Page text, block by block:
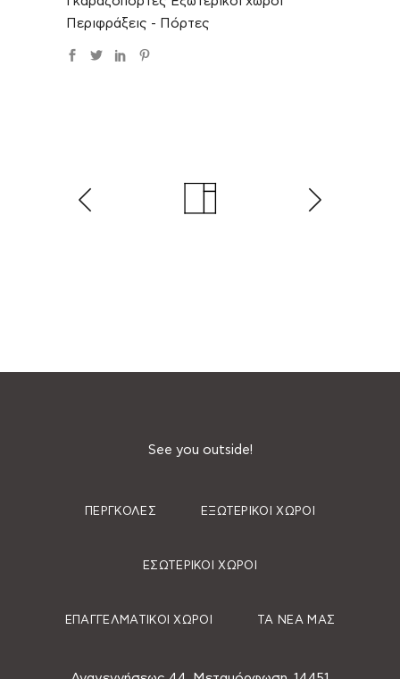
Περιφράξεις - Πόρτες
See you outside!
ΠΈΡΓΚΟΛΕΣ ΕΞΩΤΕΡΙΚΟΊ ΧΏΡΟΙ
ΕΣΩΤΕΡΙΚΟΊ ΧΏΡΟΙ
ΕΠΑΓΓΕΛΜΑΤΙΚΟΊ ΧΏΡΟΙ ΤΑ ΝΈΑ ΜΑΣ